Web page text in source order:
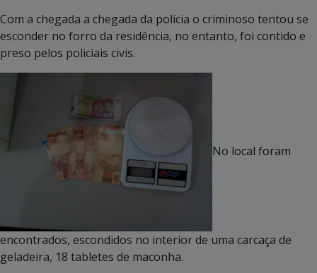
Com a chegada a chegada da polícia o criminoso tentou se
esconder no forro da residência, no entanto, foi contido e
preso pelos policiais civis.
No local foram
encontrados, escondidos no interior de uma carcaça de
geladeira, 18 tabletes de maconha.